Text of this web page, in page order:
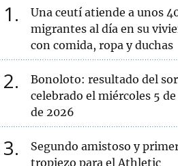
1
Una ceutí atiende a unos
migrantes al día en su
con comida, ropa y duchas
2
Bonoloto: resultado del
celebrado el miércoles 5
de 2026
3
Segundo amistoso y
tropiezo para el Athletic